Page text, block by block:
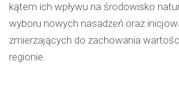
kątem ich wpływu na środowisko
wyboru nowych nasadzeń oraz
zmierzających do zachowania
regionie.